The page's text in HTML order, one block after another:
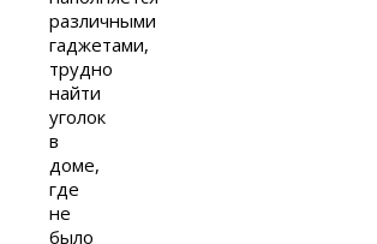
различными
гаджетами,
трудно
найти
уголок
в
доме,
где
не
было